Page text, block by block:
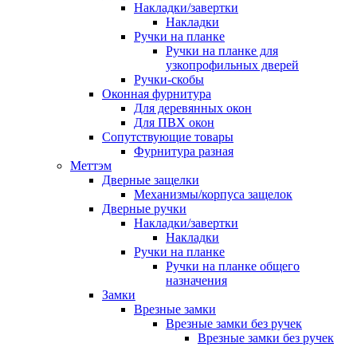
Накладки/завертки
Накладки
Ручки на планке
Ручки на планке для
узкопрофильных дверей
Ручки-скобы
Оконная фурнитура
Для деревянных окон
Для ПВХ окон
Сопутствующие товары
Фурнитура разная
Меттэм
Дверные защелки
Механизмы/корпуса защелок
Дверные ручки
Накладки/завертки
Накладки
Ручки на планке
Ручки на планке общего
назначения
Замки
Врезные замки
Врезные замки без ручек
Врезные замки без ручек